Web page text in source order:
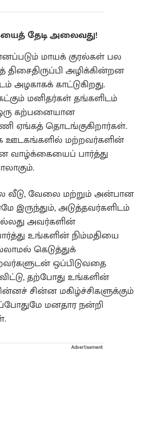
தேடி அலைவது!
மாயக் குரல்கள் பல
திசைதிருப்பி அழிக்கின்றன
அழகாகக் காட்டுகிறது.
மனிதர்கள் தங்களிடம்
கற்பனையான
ஏங்கத் தொடங்குகிறார்கள்.
ஊடகங்களில் மற்றவர்களின்
வாழ்க்கையைப் பார்த்து
வீடு, வேலை மற்றும் அன்பான
இருந்தும், அடுத்தவர்களிடம்
அவர்களின்
உங்களின் நிம்மதியை
கெடுத்துக்
ஒப்பிடுவதை
தற்போது உங்களின்
சின்ன மகிழ்ச்சிகளுக்கும்
மனதார நன்றி
Advertisement